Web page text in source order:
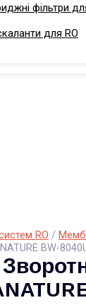
фільтри
для RO
RO /
BW-